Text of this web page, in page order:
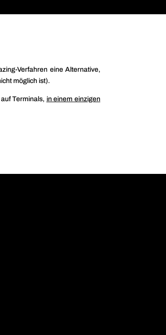
Verfahren eine Alternative,
möglich ist).
Terminals, in einem einzigen